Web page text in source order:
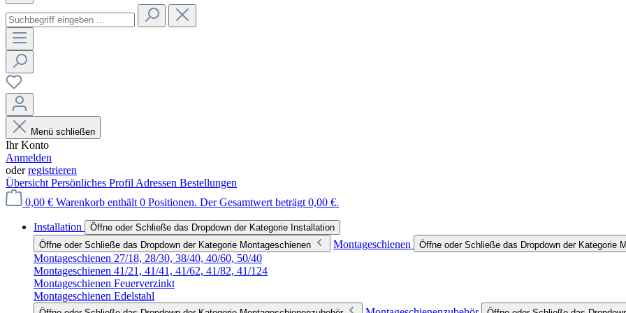
Menü schließen
Ihr Konto
Anmelden
oderregistrieren
Übersicht Persönliches Profil Adressen Bestellungen
0,00 € Warenkorb enthält 0 Positionen. Der Gesamtwert beträgt 0,00 €.
Installation
Öffne oder Schließe das Dropdown der Kategorie Installation
Öffne oder Schließe das Dropdown der Kategorie Montageschienen
Montageschienen Öffne oder Schließe das Dropdown der Kategorie
Montageschienen 27/18, 28/30, 38/40, 40/60, 50/40
Montageschienen 41/21, 41/41, 41/62, 41/82, 41/124
Montageschienen Feuerverzinkt
Montageschienen Edelstahl